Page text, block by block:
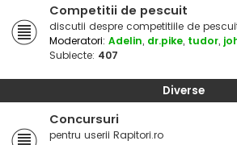
Competitii de pescuit
discutii despre competitiile de
Moderatori: Adelin, dr.pike, tudor,
Subiecte: 407
Diverse
Concursuri
pentru userii Rapitori.ro